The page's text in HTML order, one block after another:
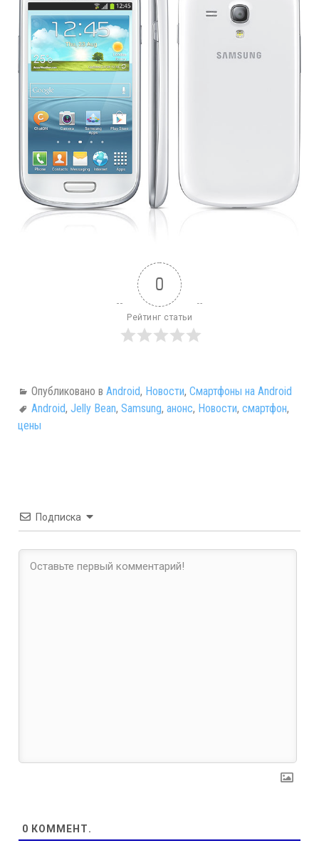
0
Рейтинг статьи
Опубликовано в Android, Новости, Смартфоны на Android
Android, Jelly Bean, Samsung, анонс, Новости, смартфон,
цены
Подписка
0 КОММЕНТ.